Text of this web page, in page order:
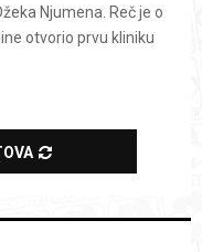
Njumena. Reč je o
otvorio prvu kliniku